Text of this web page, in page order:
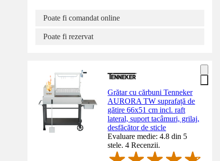
Poate fi comandat online
Poate fi rezervat
Grătar cu cărbuni Tenneker
AURORA TW suprafață de
gătire 66x51 cm incl. raft
lateral, suport tacâmuri, grilaj,
desfăcător de sticle
Evaluare medie: 4.8 din 5
stele. 4 Recenzii.